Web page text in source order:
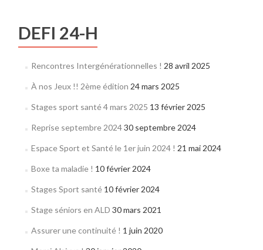
DEFI 24-H
Rencontres Intergénérationnelles ! 28 avril 2025
À nos Jeux !! 2ème édition 24 mars 2025
Stages sport santé 4 mars 2025 13 février 2025
Reprise septembre 202430 septembre 2024
Espace Sport et Santé le 1er juin 2024 ! 21 mai 2024
Boxe ta maladie ! 10 février 2024
Stages Sport santé 10 février 2024
Stage séniors en ALD 30 mars 2021
Assurer une continuité ! 1 juin 2020